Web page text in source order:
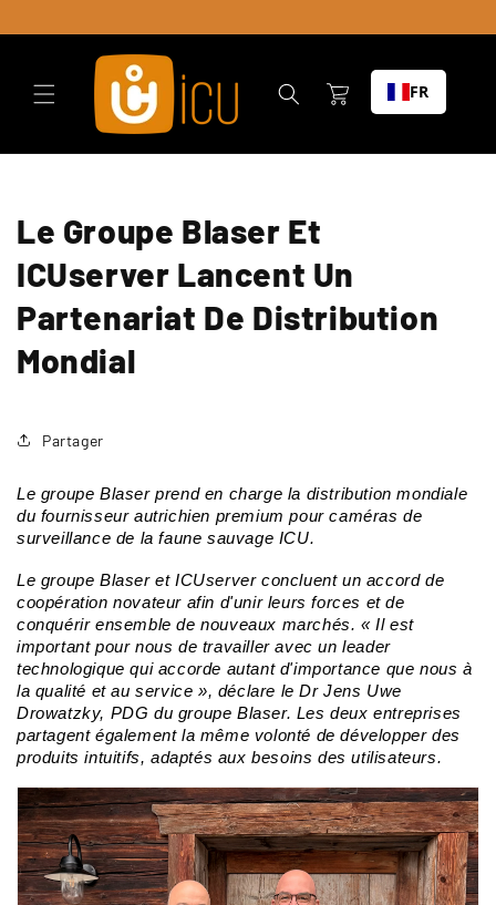
content
Chariot FR
Le Groupe Blaser Et
ICUserver Lancent Un
Partenariat De Distribution
Mondial
Partager
Le groupe Blaser prend en charge la distribution mondiale
du fournisseur autrichien premium pour caméras de
surveillance de la faune sauvage ICU.
Le groupe Blaser et ICUserver concluent un accord de
coopération novateur afin d'unir leurs forces et de
conquérir ensemble de nouveaux marchés. « Il est
important pour nous de travailler avec un leader
technologique qui accorde autant d'importance que nous à
la qualité et au service », déclare le Dr Jens Uwe
Drowatzky, PDG du groupe Blaser. Les deux entreprises
partagent également la même volonté de développer des
produits intuitifs, adaptés aux besoins des utilisateurs.